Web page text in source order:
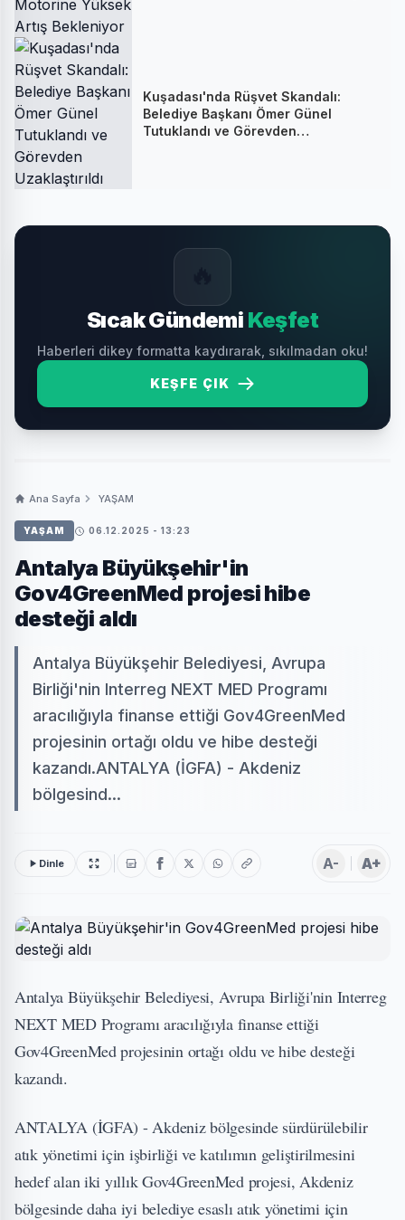
Kuşadası'nda Rüşvet Skandalı:
Belediye Başkanı Ömer Günel
Tutuklandı ve Görevden
Sıcak Gündemi Keşfet
Haberleri dikey formatta kaydırarak, sıkılmadan oku!
KEŞFE ÇIK
Ana Sayfa YAŞAM
YAŞAM 06.12.2025 - 13:23
Antalya Büyükşehir'in
Gov4GreenMed projesi hibe
desteği aldı
Antalya Büyükşehir Belediyesi, Avrupa
Birliği'nin Interreg NEXT MED Programı
aracılığıyla finanse ettiği Gov4GreenMed
projesinin ortağı oldu ve hibe desteği
kazandı.ANTALYA (İGFA) - Akdeniz
bölgesind...
Dinle A- A+
Antalya Büyükşehir Belediyesi, Avrupa Birliği'nin Interreg
NEXT MED Programı aracılığıyla finanse ettiği
Gov4GreenMed projesinin ortağı oldu ve hibe desteği
kazandı.
ANTALYA (İGFA) - Akdeniz bölgesinde sürdürülebilir
atık yönetimi için işbirliği ve katılımın geliştirilmesini
hedef alan iki yıllık Gov4GreenMed projesi, Akdeniz
bölgesinde daha iyi belediye esaslı atık yönetimi için